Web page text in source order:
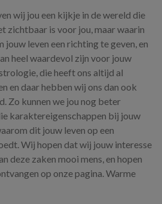
wij jou een kijkje in de wereld die
zichtbaar is voor jou, maar waarin
jouw leven een richting te geven, en
heel waardevol zijn voor jouw
die heeft ons altijd al
en daar hebben wij ons dan ook
Zo kunnen we jou nog beter
karaktereigenschappen bij jouw
dit jouw leven op een
Wij hopen dat wij jouw interesse
deze zaken mooi mens, en hopen
op onze pagina. Warme